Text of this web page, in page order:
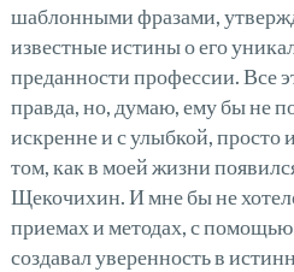
шаблонными фразами,
известные истины о его
преданности профессии. Все
правда, но, думаю, ему бы не
искренне и с улыбкой, просто
том, как в моей жизни
Щекочихин. И мне бы не
приемах и методах, с
создавал уверенность в